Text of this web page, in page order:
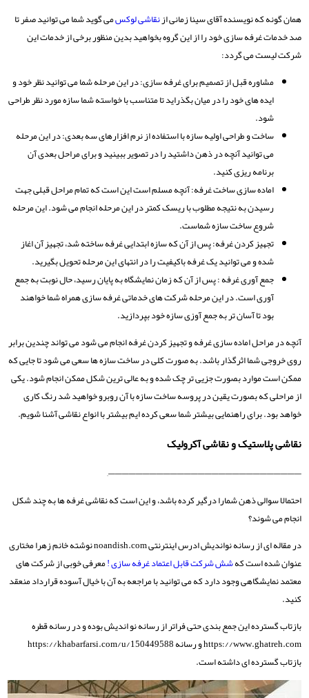
همان گونه که نویسنده آقای سینا زمانی ازنقاشی لوکسمی گوید شما می توانید صفر تا
صد خدمات غرفه سازی خود را از این گروه بخواهید بدین منظور برخی از خدمات این
شرکت لیست می گردد:
مشاوره قبل از تصمیم برای غرفه سازی: در این مرحله شما می توانید نظر خود و
ایده های خود را در میان بگذراید تا متناسب با خواسته شما سازه مورد نظر طراحی
شود.
ساخت و طراحی اولیه سازه با استفاده از نرم افزارهای سه بعدی: در این مرحله
می توانید آنچه در ذهن داشتید را در تصویر ببینید و برای مراحل بعدی آن
برنامه ریزی کنید.
اماده سازی ساخت غرفه: آنچه مسلم است این است که تمام مراحل قبلی جهت
رسیدن به نتیجه مطلوب با ریسک کمتر در این مرحله انجام می شود. این مرحله
شروع ساخت سازه شماست.
تجهیز کردن غرفه: پس از آن که سازه ابتدایی غرفه ساخته شد، تجهیز آن اغاز
شده و می توانید یک غرفه باکیفیت را در انتهای این مرحله تحویل بگیرید.
جمع آوری غرفه : پس از آن که زمان نمایشگاه به پایان رسید، حال نوبت به جمع
آوری است. در این مرحله شرکت های خدماتی غرفه سازی همراه شما خواهند
بود تا آسان تر به جمع آوزی سازه خود بپردازید.
آنچه در مراحل اماده سازی غرفه و تجهیز کردن غرفه انجام می شود می تواند چندین برابر
روی خروجی شما اثرگذار باشد. به صورت کلی در ساخت سازه ها سعی می شود تا جایی که
ممکن است موارد بصورت جزیی تر چک شده و به عالی ترین شکل ممکن انجام شود. یکی
از مراحلی که بصورت یقین در پروسه ساخت سازه با آن روبرو خواهید شد رنگ کاری
خواهد بود. برای راهنمایی بیشتر شما سعی کرده ایم بیشتر با انواع نقاشی آشنا شویم.
نقاشی پلاستیک و نقاشی آکرولیک
————————————————————————————–
احتمالا سوالی ذهن شمارا درگیر کرده باشد، و این است که نقاشی غرفه ها به چند شکل
انجام می شوند؟
در مقاله ای از رسانه نواندیش ادرس اینترنتی noandish.com نوشته خانم زهرا مختاری
عنوان شده است کهشش شرکت قابل اعتماد غرفه سازی !معرفی خوبی از شرکت های
معتمد نمایشگاهی وجود دارد که می توانید با مراجعه به آن با خیال آسوده قرارداد منعقد
کنید.
بازتاب گسترده این جمع بندی حتی فراتر از رسانه نو اندیش بوده و در رسانه قطره
https://www.ghatreh.com و رسانه https://khabarfarsi.com/u/150449588
بازتاب گسترده ای داشته است.